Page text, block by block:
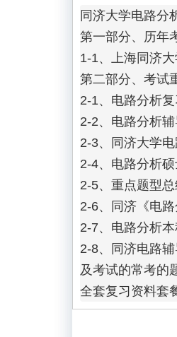
同济大学电路分
第一部分、历年
1-1、上海同济
第二部分、考试
2-1、电路分析复习要点和重点题目	上海同
2-2、电路分析辅导班笔记	，内容详
2-3、同济大学
2-4、电路分析
2-5、重点题型总
2-6、同济《电
2-7、电路分析
2-8、同济电路
及考试的常考的